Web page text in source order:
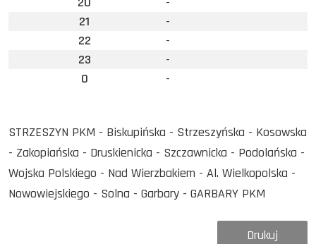
21
-
22
-
23
-
0
-
STRZESZYN PKM - Biskupińska - Strzeszyńska - Kosowska
- Zakopiańska - Druskienicka - Szczawnicka - Podolańska -
Wojska Polskiego - Nad Wierzbakiem - Al. Wielkopolska -
Nowowiejskiego - Solna - Garbary - GARBARY PKM
Drukuj